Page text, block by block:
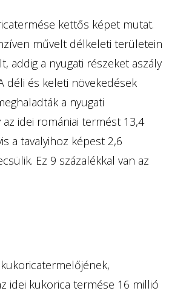
kettős képet mutat.
művelt délkeleti területein
addig a nyugati részeket aszály
déli és keleti növekedések
a nyugati
idei romániai termést 13,4
a tavalyihoz képest 2,6
Ez 9 százalékkal van az
idei kukorica termése 16 millió